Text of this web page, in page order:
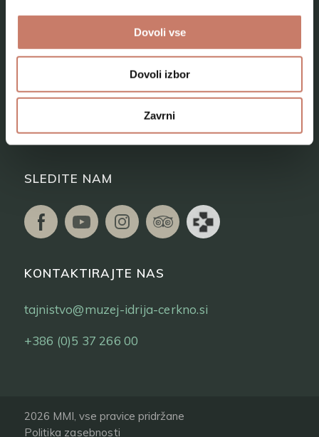
Dovoli vse
Dovoli izbor
Zavrni
Kam na izlet
Programi za skupine odraslih
Kje smo
SLEDITE NAM
KONTAKTIRAJTE NAS
tajnistvo@muzej-idrija-cerkno.si
+386 (0)5 37 266 00
2026 MMI, vse pravice pridržane
Politika zasebnosti